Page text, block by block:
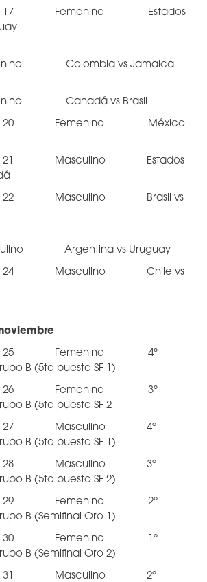
17 Femenino Estados
Colombia vs Jamaica
Canadá vs Brasil
20 Femenino México
21 Masculino Estados
22 Masculino Brasil vs
Argentina vs Uruguay
24 Masculino Chile vs
25 Femenino 4º
B (5to puesto SF 1)
26 Femenino 3º
B (5to puesto SF 2
27 Masculino 4º
B (5to puesto SF 1)
28 Masculino 3º
B (5to puesto SF 2)
29 Femenino 2º
B (Semifinal Oro 1)
30 Femenino 1º
B (Semifinal Oro 2)
31 Masculino 2º